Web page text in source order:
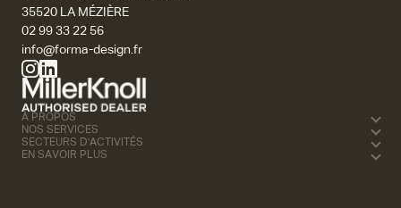
35520 LA MÉZIÈRE
02 99 33 22 56
info@forma-design.fr
À PROPOS
NOS SERVICES
SECTEURS D'ACTIVITÉS
EN SAVOIR PLUS